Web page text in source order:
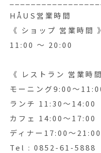
HÅUS営業時間
《 ショップ 営業時間 》
11:00 〜 20:00
《 レストラン 営業時間
モーニング9:00〜
ランチ 11:30〜14:00
カフェ 14:00〜17:00
ディナー17:00〜
Tel : 0852-61-5888